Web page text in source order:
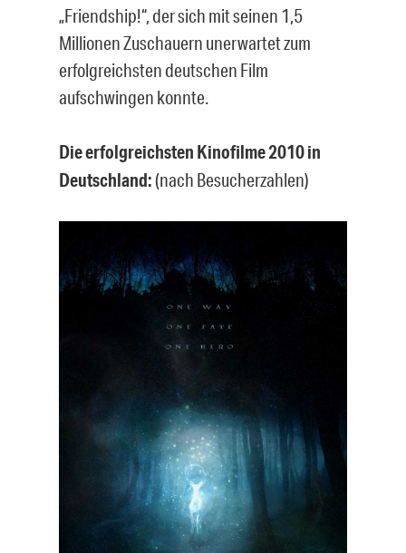
„Friendship!“, der sich mit seinen 1,5
Millionen Zuschauern unerwartet zum
erfolgreichsten deutschen Film
aufschwingen konnte.
Die erfolgreichsten Kinofilme 2010 in
Deutschland:(nach Besucherzahlen)